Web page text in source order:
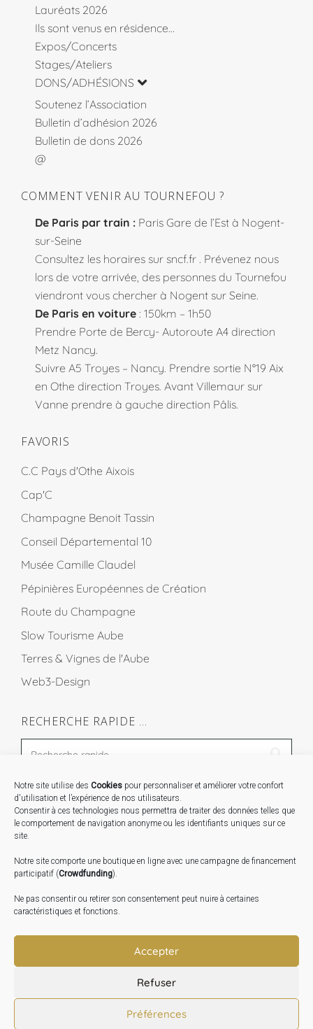
Notre site utilise des Cookies pour personnaliser et améliorer votre confort
d'utilisation et l’expérience de nos utilisateurs.
Consentir à ces technologies nous permettra de traiter des données telles que
le comportement de navigation anonyme ou les identifiants uniques sur ce
site.
Notre site comporte une boutique en ligne avec une campagne de financement
participatif (Crowdfunding).
Ne pas consentir ou retirer son consentement peut nuire à certaines
caractéristiques et fonctions.
Accepter
Refuser
Préférences
Lauréats 2026
Ils sont venus en résidence…
Expos/Concerts
Stages/Ateliers
DONS/ADHÉSIONS
Soutenez l’Association
Bulletin d’adhésion 2026
Bulletin de dons 2026
@
COMMENT VENIR AU TOURNEFOU ?
De Paris par train : Paris Gare de l’Est à Nogent-
sur-Seine
Consultez les horaires sur sncf.fr . Prévenez nous
lors de votre arrivée, des personnes du Tournefou
viendront vous chercher à Nogent sur Seine.
De Paris en voiture : 150km – 1h50
Prendre Porte de Bercy- Autoroute A4 direction
Metz Nancy.
Suivre A5 Troyes – Nancy. Prendre sortie N°19 Aix
en Othe direction Troyes. Avant Villemaur sur
Vanne prendre à gauche direction Pâlis.
FAVORIS
C.C Pays d'Othe Aixois
Cap'C
Champagne Benoit Tassin
Conseil Départemental 10
Musée Camille Claudel
Pépinières Européennes de Création
Route du Champagne
Slow Tourisme Aube
Terres & Vignes de l'Aube
Web3-Design
RECHERCHE RAPIDE …
STAGES …
Expo « Mesures de lumière » du 19 Sept au 29 Nov.
Inauguration de la Grange : Le 17 Oct. 2026
Atelier Image : L’art au service de la santé mentale –
10 Oct. 2026